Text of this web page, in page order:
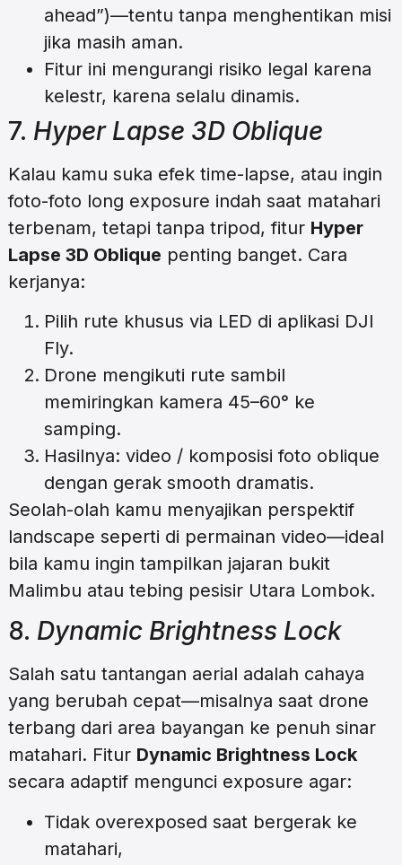
ahead”)—tentu tanpa menghentikan misi
jika masih aman.
Fitur ini mengurangi risiko legal karena
kelestr, karena selalu dinamis.
7. Hyper Lapse 3D Oblique
Kalau kamu suka efek time-lapse, atau ingin
foto-foto long exposure indah saat matahari
terbenam, tetapi tanpa tripod, fitur Hyper
Lapse 3D Oblique penting banget. Cara
kerjanya:
Pilih rute khusus via LED di aplikasi DJI
Fly.
Drone mengikuti rute sambil
memiringkan kamera 45–60° ke
samping.
Hasilnya: video / komposisi foto oblique
dengan gerak smooth dramatis.
Seolah-olah kamu menyajikan perspektif
landscape seperti di permainan video—ideal
bila kamu ingin tampilkan jajaran bukit
Malimbu atau tebing pesisir Utara Lombok.
8. Dynamic Brightness Lock
Salah satu tantangan aerial adalah cahaya
yang berubah cepat—misalnya saat drone
terbang dari area bayangan ke penuh sinar
matahari. Fitur Dynamic Brightness Lock
secara adaptif mengunci exposure agar:
Tidak overexposed saat bergerak ke
matahari,